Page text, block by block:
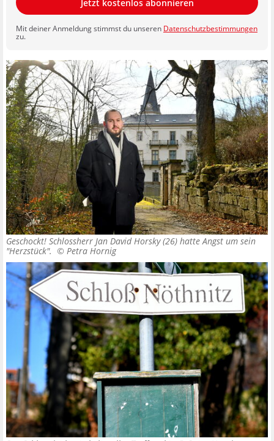
Jetzt kostenlos abonnieren
Mit deiner Anmeldung stimmst du unseren Datenschutzbestimmungen
zu.
Geschockt! Schlossherr Jan David Horsky (26) hatte Angst um sein
"Herzstück". © Petra Hornig